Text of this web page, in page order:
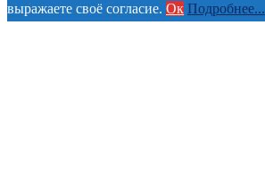
выражаете своё согласие. Ок Подробнее...